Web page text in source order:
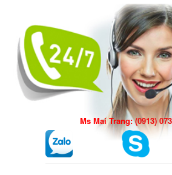
Ms Mai Trang:(0913)